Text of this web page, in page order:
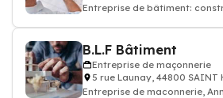
Entreprise de bâtiment:
B.L.F Bâtiment
Entreprise de maçonnerie
5 rue Launay, 44800 SAINT
Entreprise de maconnerie,